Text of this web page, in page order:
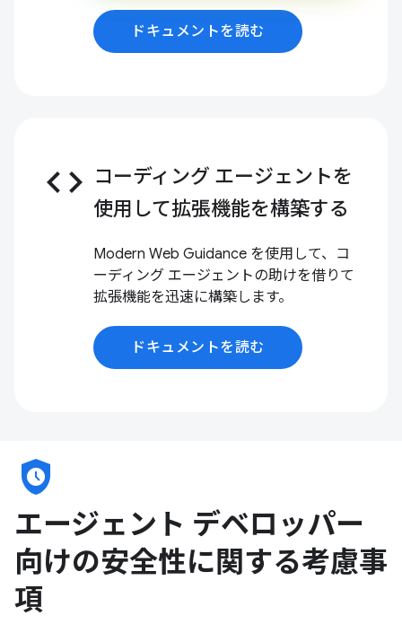
ドキュメントを読む
code コーディング エージェントを
使用して拡張機能を構築する
Modern Web Guidance を使用して、コ
ーディング エージェントの助けを借りて
拡張機能を迅速に構築します。
ドキュメントを読む
safety_check
エージェント デベロッパー
向けの安全性に関する考慮事
項